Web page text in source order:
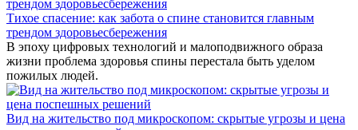
Тихое спасение: как забота о спине становится главным
трендом здоровьесбережения
В эпоху цифровых технологий и малоподвижного образа
жизни проблема здоровья спины перестала быть уделом
пожилых людей.
Вид на жительство под микроскопом: скрытые угрозы и цена